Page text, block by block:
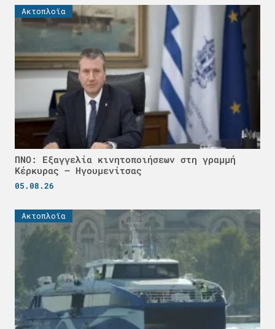
Ακτοπλοϊα
ΠΝΟ: Εξαγγελία κινητοποιήσεων στη γραμμή
Κέρκυρας – Ηγουμενίτσας
05.08.26
Ακτοπλοϊα